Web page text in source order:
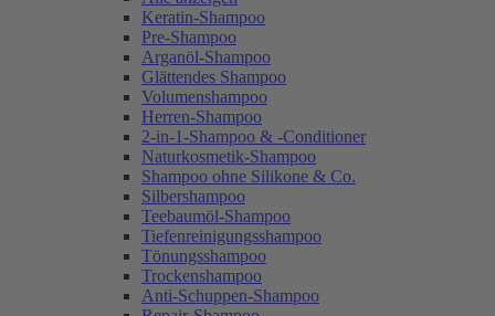
Keratin-Shampoo
Pre-Shampoo
Arganöl-Shampoo
Glättendes Shampoo
Volumenshampoo
Herren-Shampoo
2-in-1-Shampoo & -Conditioner
Naturkosmetik-Shampoo
Shampoo ohne Silikone & Co.
Silbershampoo
Teebaumöl-Shampoo
Tiefenreinigungsshampoo
Tönungsshampoo
Trockenshampoo
Anti-Schuppen-Shampoo